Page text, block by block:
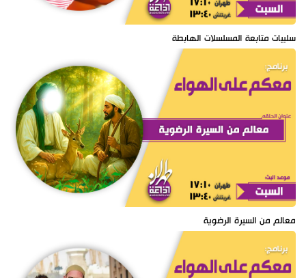
سلبيات متابعة المسلسلات الهابطة
معالم من السيرة الرضوية